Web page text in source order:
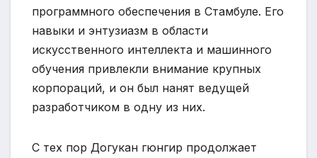
программного обеспечения в Стамбуле. Его
навыки и энтузиазм в области
искусственного интеллекта и машинного
обучения привлекли внимание крупных
корпораций, и он был нанят ведущей
разработчиком в одну из них.
С тех пор Догукан гюнгир продолжает